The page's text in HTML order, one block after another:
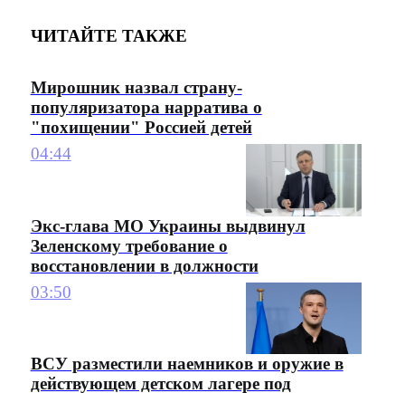
ЧИТАЙТЕ ТАКЖЕ
Мирошник назвал страну-
популяризатора нарратива о
"похищении" Россией детей
04:44
Экс-глава МО Украины выдвинул
Зеленскому требование о
восстановлении в должности
03:50
ВСУ разместили наемников и оружие в
действующем детском лагере под